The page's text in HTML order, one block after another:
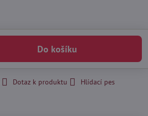
Do košíku
Dotaz k produktu
Hlídací pes